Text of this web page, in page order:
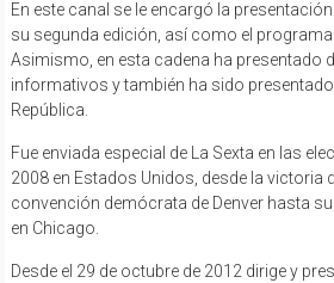
En este canal se le encargó la
su segunda edición, así como el programa
Asimismo, en esta cadena ha presentado
informativos y también ha sido
República.
Fue enviada especial de La Sexta en las
2008 en Estados Unidos, desde la victoria
convención demócrata de Denver hasta
en Chicago.
Desde el 29 de octubre de 2012 dirige y